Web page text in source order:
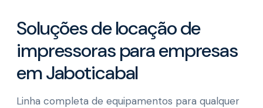
Soluções de locação de
impressoras para empresas
em Jaboticabal
Linha completa de equipamentos para qualquer